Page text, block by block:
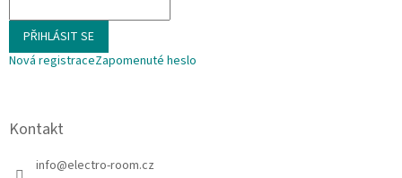
PŘIHLÁSIT SE
Nová registraceZapomenuté heslo
Kontakt
info@electro-room.cz